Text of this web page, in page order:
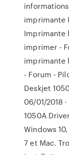
imprimante
Imprimante
imprimer -
imprimante
- Forum -
Deskjet
06/01/2018
1050A
Windows
7 et Mac.